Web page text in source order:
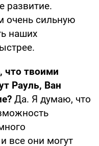
развитие.
очень сильную
наших
твоими
Рауль, Ван
Да. Я думаю, что
все они могут